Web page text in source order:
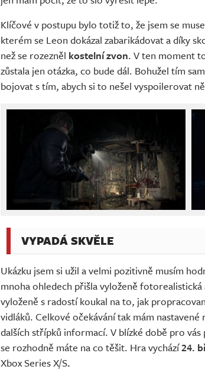
Klíčové v postupu bylo totiž to, že jsem se
kterém se Leon dokázal zabarikádovat a díky
než se rozezněl kostelní zvon. V ten moment
zůstala jen otázka, co bude dál. Bohužel tím
bojovat s tím, abych si to nešel vyspoilerovat
VYPADÁ SKVĚLE
Ukázku jsem si užil a velmi pozitivně musím
mnoha ohledech přišla vyloženě
vyloženě s radostí koukal na to, jak
vidláků. Celkové očekávání tak mám
dalších střípků informací. V blízké době pro
se rozhodně máte na co těšit. Hra vychází24.
Xbox Series X/S.